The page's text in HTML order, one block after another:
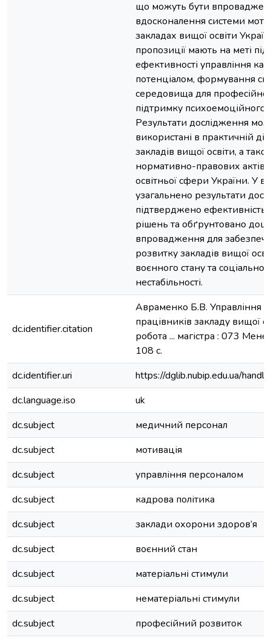
що можуть бути
вдосконалення системи
закладах вищої освіти
пропозиції мають на меті
ефективності управління
потенціалом, формування
середовища для
підтримку психоемоційного
Результати дослідження
використані в практичній
закладів вищої освіти, а
нормативно-правових актів
освітньої сфери України. У
узагальнено результати
підтверджено
рішень та обґрунтовано
впровадження для
розвитку закладів вищої
воєнного стану та
нестабільності.
dc.identifier.citation
Авраменко Б.В. Управління
працівників закладу вищої
робота ... магістра : 073
108 с.
dc.identifier.uri
https://dglib.nubip.edu.ua/
dc.language.iso
uk
dc.subject
медичний персонал
dc.subject
мотивація
dc.subject
управління персоналом
dc.subject
кадрова політика
dc.subject
заклади охорони здоров’я
dc.subject
воєнний стан
dc.subject
матеріальні стимули
dc.subject
нематеріальні стимули
dc.subject
професійний розвиток